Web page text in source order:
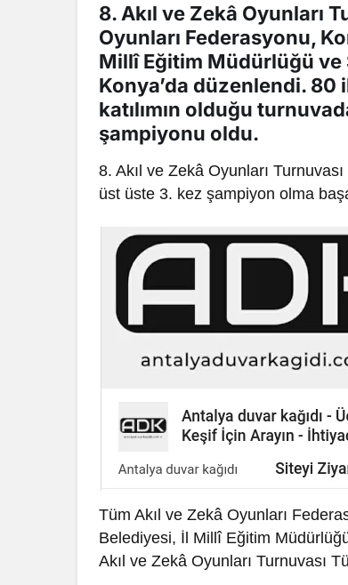
8. Akıl ve Zekâ Oyunları
Oyunları Federasyonu,
Millî Eğitim Müdürlüğü ve
Konya’da düzenlendi. 80
katılımın olduğu
şampiyonu oldu.
8. Akıl ve Zekâ Oyunları
üst üste 3. kez şampiyon olma
Tüm Akıl ve Zekâ Oyunları
Belediyesi, İl Millî Eğitim
Akıl ve Zekâ Oyunları Turnuvası